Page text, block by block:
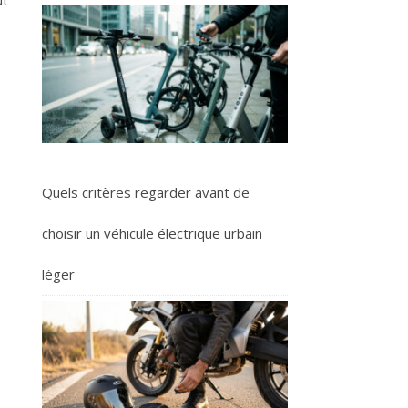
Quels critères regarder avant de
choisir un véhicule électrique urbain
léger